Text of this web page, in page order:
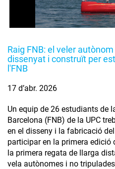
Raig FNB: el veler
dissenyat i construït per
l'FNB
17 d’abr. 2026
Un equip de 26 estudiants de
Barcelona (FNB) de la UPC
en el disseny i la fabricació
participar en la primera edició
la primera regata de llarga
vela autònomes i no tripulades.